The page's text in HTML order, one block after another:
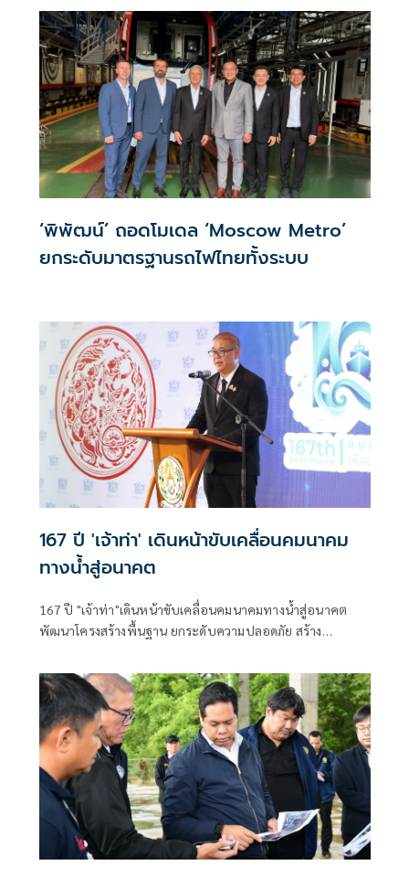
‘พิพัฒน์’ ถอดโมเดล ‘Moscow Metro’
ยกระดับมาตรฐานรถไฟไทยทั้งระบบ
167 ปี 'เจ้าท่า' เดินหน้าขับเคลื่อนคมนาคม
ทางน้ำสู่อนาคต
167 ปี "เจ้าท่า"เดินหน้าขับเคลื่อนคมนาคมทางน้ำสู่อนาคต
พัฒนาโครงสร้างพื้นฐาน ยกระดับความปลอดภัย สร้าง